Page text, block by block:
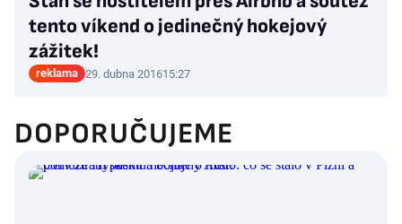
tento víkend o jedinečný hokejový
zážitek!
reklama 29. dubna 201615:27
DOPORUČUJEME